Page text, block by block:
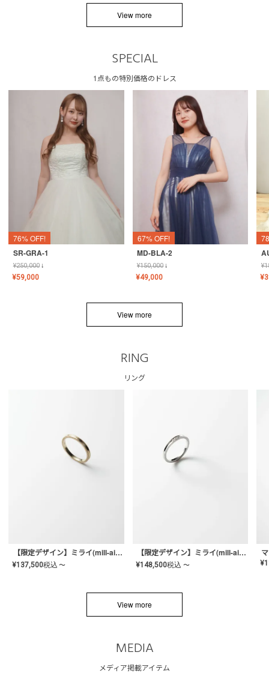
View more
SPECIAL
1点もの特別価格のドレス
76% OFF!
SR-GRA-1
¥250,000↓
¥59,000
67% OFF!
MD-BLA-2
¥150,000↓
¥49,000
¥
¥
View more
RING
リング
【限定デザイン】ミライ(mill-ai)リング
¥137,500税込 〜
【限定デザイン】ミライ(mill-ai)リング
¥148,500税込 〜 ¥
View more
MEDIA
メディア掲載アイテム